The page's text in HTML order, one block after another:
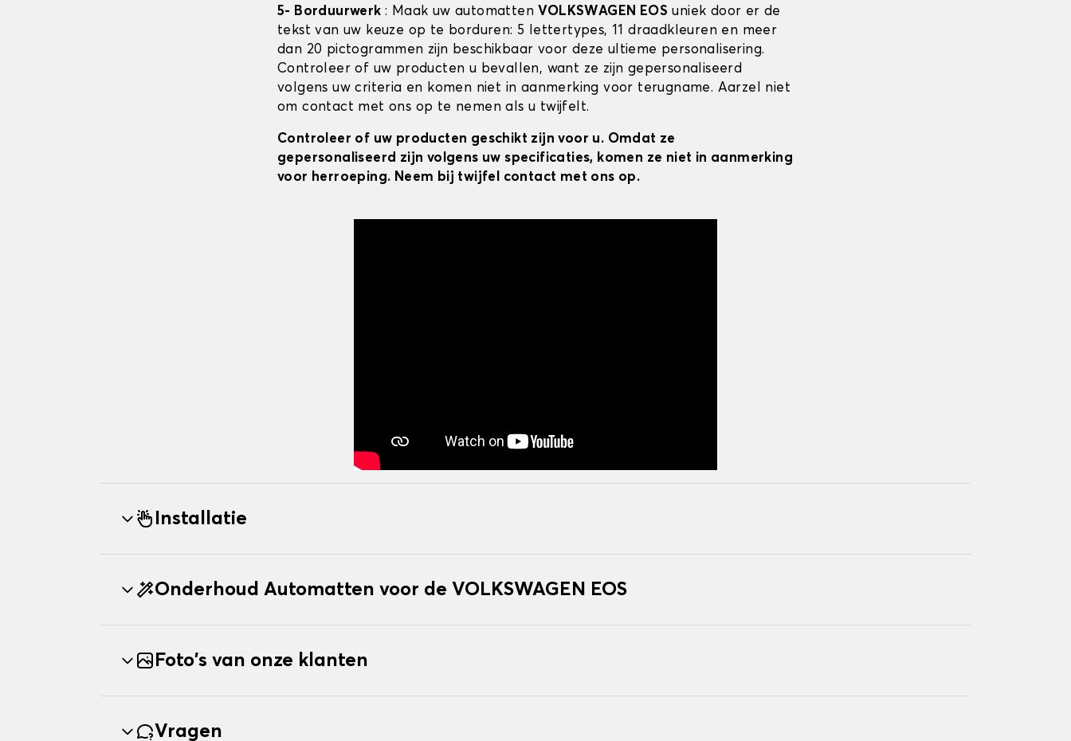
5- Borduurwerk : Maak uw automatten VOLKSWAGEN EOS uniek door er de
tekst van uw keuze op te borduren: 5 lettertypes, 11 draadkleuren en meer
dan 20 pictogrammen zijn beschikbaar voor deze ultieme personalisering.
Controleer of uw producten u bevallen, want ze zijn gepersonaliseerd
volgens uw criteria en komen niet in aanmerking voor terugname. Aarzel niet
om contact met ons op te nemen als u twijfelt.
Controleer of uw producten geschikt zijn voor u. Omdat ze
gepersonaliseerd zijn volgens uw specificaties, komen ze niet in aanmerking
voor herroeping. Neem bij twijfel contact met ons op.
Installatie
Onderhoud Automatten voor de VOLKSWAGEN EOS
Foto's van onze klanten
Vragen